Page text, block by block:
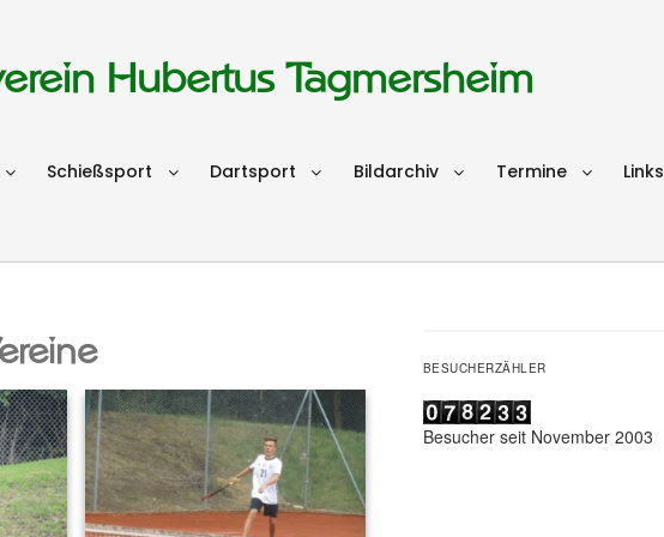
Hubertus Tagmersheim
Schießsport Dartsport Bildarchiv Termine Links
BESUCHERZÄHLER
Besucher seit November 2003